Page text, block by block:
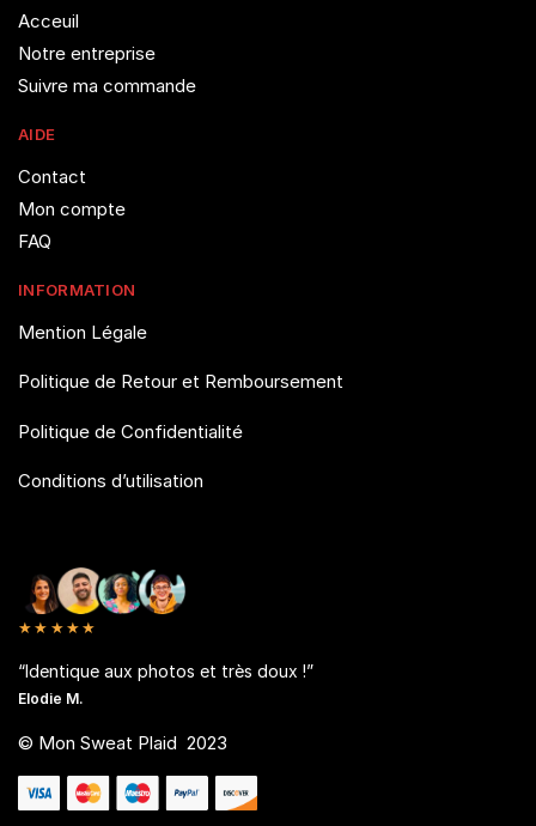
Acceuil
Notre entreprise
Suivre ma commande
AIDE
Contact
Mon compte
FAQ
INFORMATION
Mention Légale
Politique de Retour et Remboursement
Politique de Confidentialité
Conditions d’utilisation
★★★★★
“Identique aux photos et très doux !”
Elodie M.
© Mon Sweat Plaid 2023